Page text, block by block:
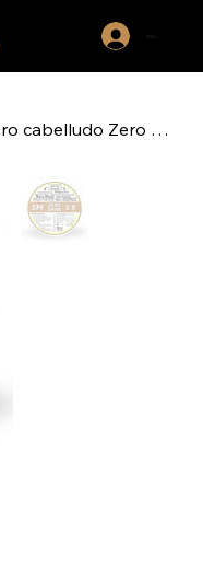
Producto matificante para el cuero cabelludo Zero Shine 2.0 FPS 50 (210 gr/7,4 oz)